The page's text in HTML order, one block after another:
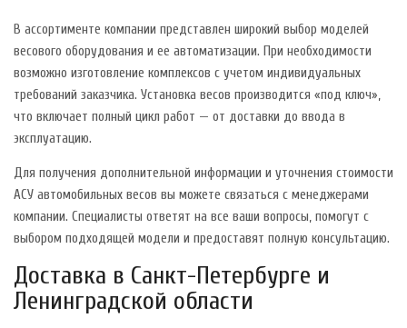
В ассортименте компании представлен широкий выбор моделей
весового оборудования и ее автоматизации. При необходимости
возможно изготовление комплексов с учетом индивидуальных
требований заказчика. Установка весов производится «под ключ»,
что включает полный цикл работ — от доставки до ввода в
эксплуатацию.
Для получения дополнительной информации и уточнения стоимости
АСУ автомобильных весов вы можете связаться с менеджерами
компании. Специалисты ответят на все ваши вопросы, помогут с
выбором подходящей модели и предоставят полную консультацию.
Доставка в Санкт-Петербурге и
Ленинградской области